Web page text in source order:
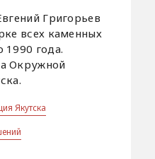
Григорьев
всех каменных
года.
Окружной
Якутска